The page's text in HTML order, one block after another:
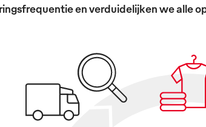
en verduidelijken we alle